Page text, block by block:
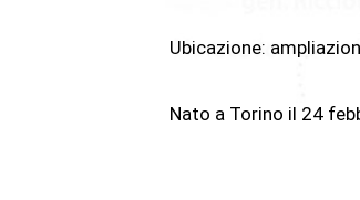
Ubicazione:
Nato a Torino il 24